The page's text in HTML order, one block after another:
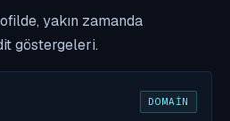
yakın zamanda
göstergeleri.
DOMAIN